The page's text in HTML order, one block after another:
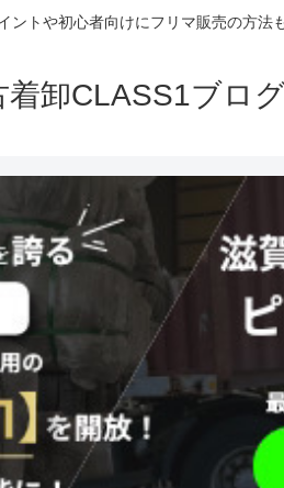
トや初心者向けにフリマ販売の方
着卸CLASS1ブロ